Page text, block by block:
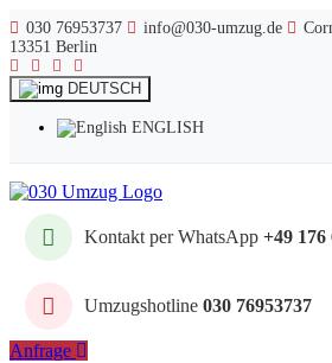
030 76953737 info@030-umzug.de
13351 Berlin
DEUTSCH
ENGLISH
Kontakt per WhatsApp +49 176
Umzugshotline 030 76953737
Anfrage